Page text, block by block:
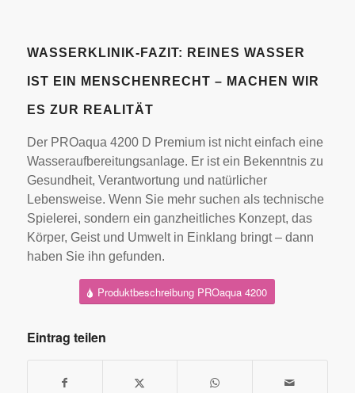
WASSERKLINIK-FAZIT: REINES WASSER
IST EIN MENSCHENRECHT – MACHEN WIR
ES ZUR REALITÄT
Der PROaqua 4200 D Premium ist nicht einfach eine
Wasseraufbereitungsanlage. Er ist ein Bekenntnis zu
Gesundheit, Verantwortung und natürlicher
Lebensweise. Wenn Sie mehr suchen als technische
Spielerei, sondern ein ganzheitliches Konzept, das
Körper, Geist und Umwelt in Einklang bringt – dann
haben Sie ihn gefunden.
Produktbeschreibung PROaqua 4200
Eintrag teilen